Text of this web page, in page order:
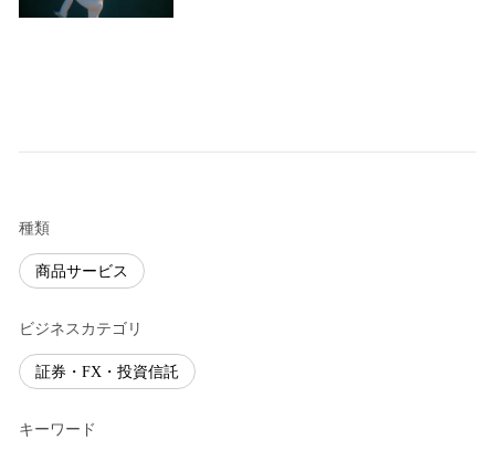
種類
商品サービス
ビジネスカテゴリ
証券・FX・投資信託
キーワード